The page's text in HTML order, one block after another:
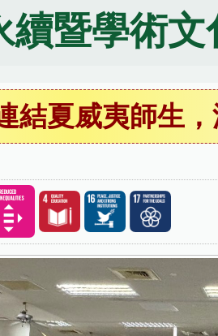
續暨學術文
結夏威夷師生